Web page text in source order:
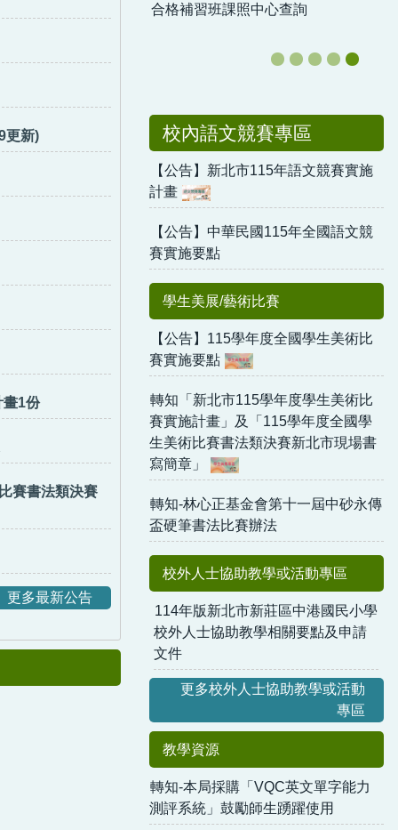
更新)
畫1份
賽書法類決賽
更多最新公告
操作說明與影片
合格補習班課照中心查詢
校內語文競賽專區
【公告】新北市115年語文競賽實施
計畫
【公告】中華民國115年全國語文競
賽實施要點
學生美展/藝術比賽
【公告】115學年度全國學生美術比
賽實施要點
轉知「新北市115學年度學生美術比
賽實施計畫」及「115學年度全國學
生美術比賽書法類決賽新北市現場書
寫簡章」
轉知-林心正基金會第十一屆中砂永傳
盃硬筆書法比賽辦法
校外人士協助教學或活動專區
114年版新北市新莊區中港國民小學
校外人士協助教學相關要點及申請
文件
更多校外人士協助教學或活動
專區
教學資源
轉知-本局採購「VQC英文單字能力
測評系統」鼓勵師生踴躍使用